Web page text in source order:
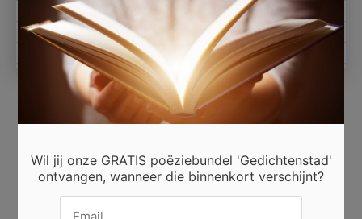
Dan hoop je dat hij je die liefde altijd zal blijven geven
Beau Hasenaar
Beoordeel dit gedicht
Wil jij onze GRATIS poëziebundel 'Gedichtenstad'
ontvangen, wanneer die binnenkort verschijnt?